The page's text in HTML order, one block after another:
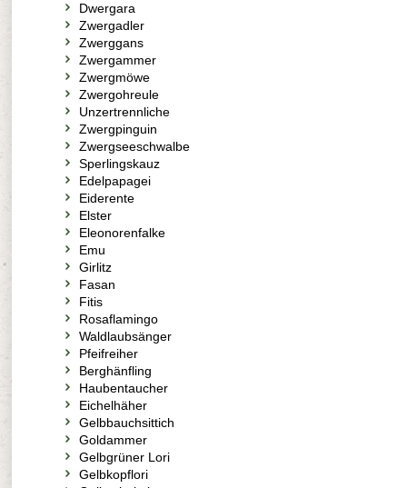
Dwergara
Zwergadler
Zwerggans
Zwergammer
Zwergmöwe
Zwergohreule
Unzertrennliche
Zwergpinguin
Zwergseeschwalbe
Sperlingskauz
Edelpapagei
Eiderente
Elster
Eleonorenfalke
Emu
Girlitz
Fasan
Fitis
Rosaflamingo
Waldlaubsänger
Pfeifreiher
Berghänfling
Haubentaucher
Eichelhäher
Gelbbauchsittich
Goldammer
Gelbgrüner Lori
Gelbkopflori